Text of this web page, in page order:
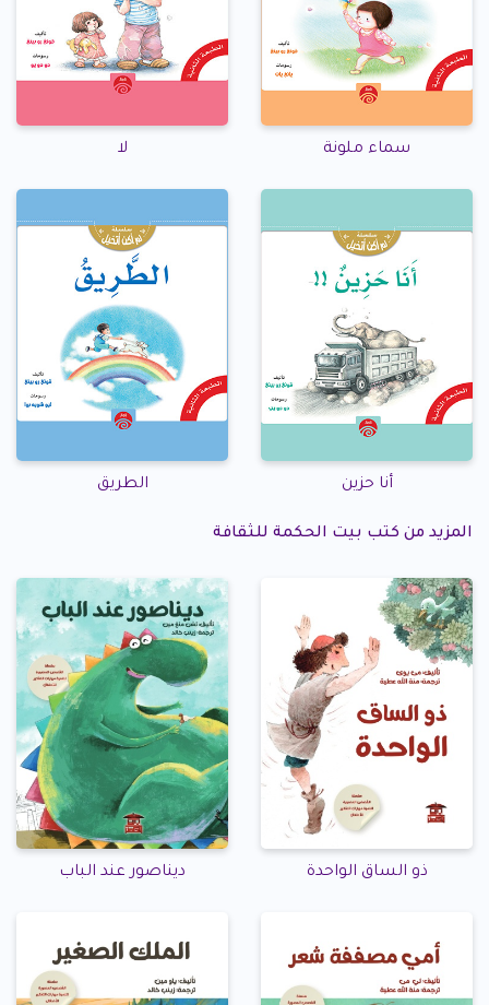
سماء ملونة لا
أنا حزين الطريق
المزيد من كتب بيت الحكمة للثقافة
ذو الساق الواحدة ديناصور عند الباب